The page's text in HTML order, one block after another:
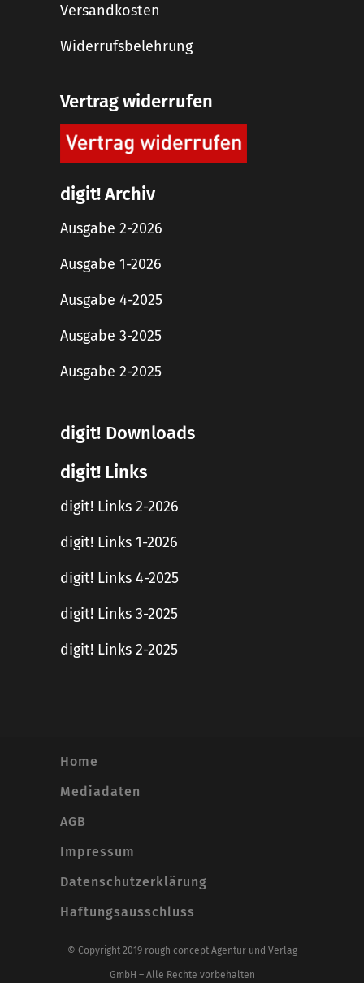
Versandkosten
Widerrufsbelehrung
Vertrag widerrufen
digit! Archiv
Ausgabe 2-2026
Ausgabe 1-2026
Ausgabe 4-2025
Ausgabe 3-2025
Ausgabe 2-2025
digit! Downloads
digit! Links
digit! Links 2-2026
digit! Links 1-2026
digit! Links 4-2025
digit! Links 3-2025
digit! Links 2-2025
Home
Mediadaten
AGB
Impressum
Datenschutzerklärung
Haftungsausschluss
© Copyright 2019 rough concept Agentur und Verlag
GmbH – Alle Rechte vorbehalten